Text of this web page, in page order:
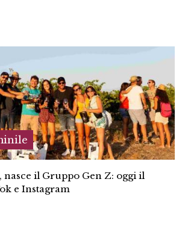
nasce il Gruppo Gen Z: oggi il
e Instagram